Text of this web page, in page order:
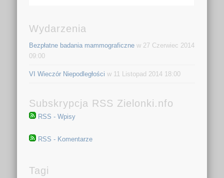
Wydarzenia
Bezpłatne badania mammograficzne w 27 Czerwiec 2014
09:00
VI Wieczór Niepodległości w 11 Listopad 2014 18:00
Subskrypcja RSS Zielonki.nfo
RSS - Wpisy
RSS - Komentarze
Tagi